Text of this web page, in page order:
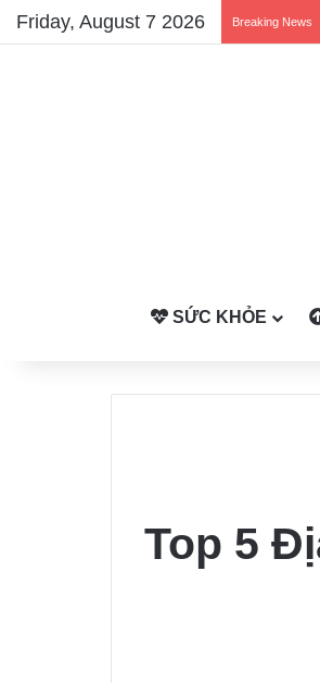
Friday, August 7 2026 Breaking News
SỨC KHỎE
Top 5